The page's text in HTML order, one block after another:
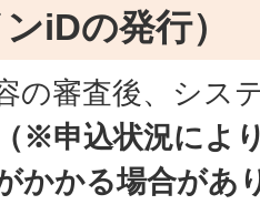
iDの発行）
の審査後、シス
（※申込状況によ
かかる場合があ